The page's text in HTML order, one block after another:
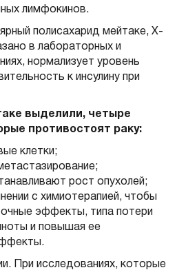
лимфокинов.
полисахарид мейтаке, Х-
в лабораторных и
нормализует уровень
к инсулину при
выделили, четыре
противостоят раку:
клетки;
рост опухолей;
с химиотерапией, чтобы
эффекты, типа потери
и повышая ее
При исследованиях, которые